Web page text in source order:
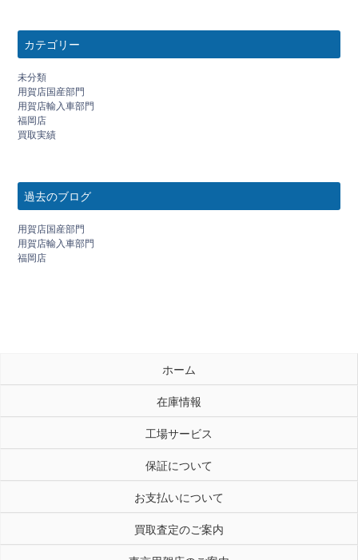
カテゴリー
未分類
用賀店国産部門
用賀店輸入車部門
福岡店
買取実績
過去のブログ
用賀店国産部門
用賀店輸入車部門
福岡店
ホーム
在庫情報
工場サービス
保証について
お支払いについて
買取査定のご案内